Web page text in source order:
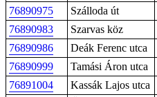
76890975
Szálloda út
76890983
Szarvas köz
76890986
Deák Ferenc utca
76890999
Tamási Áron utca
76891004
Kassák Lajos utca